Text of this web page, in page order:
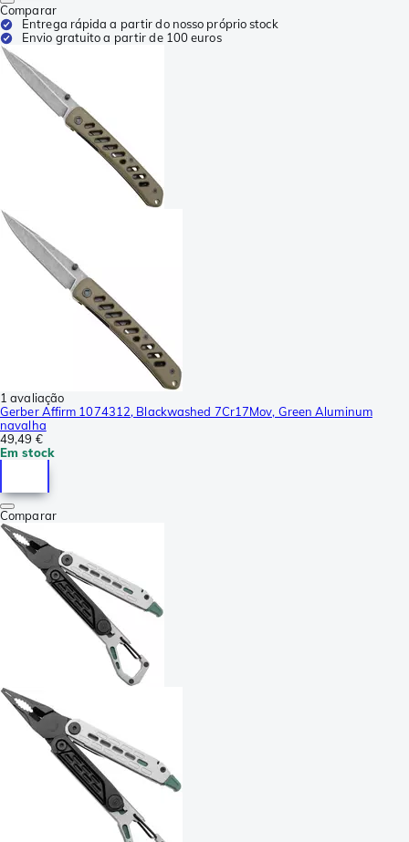
Comparar
Entrega rápida a partir do nosso próprio stock
Envio gratuito a partir de 100 euros
1 avaliação
Gerber Affirm 1074312, Blackwashed 7Cr17Mov, Green Aluminum
navalha
49,49 €
Em stock
Comparar